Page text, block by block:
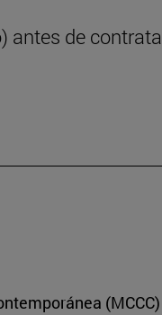
antes de
(MCCC)